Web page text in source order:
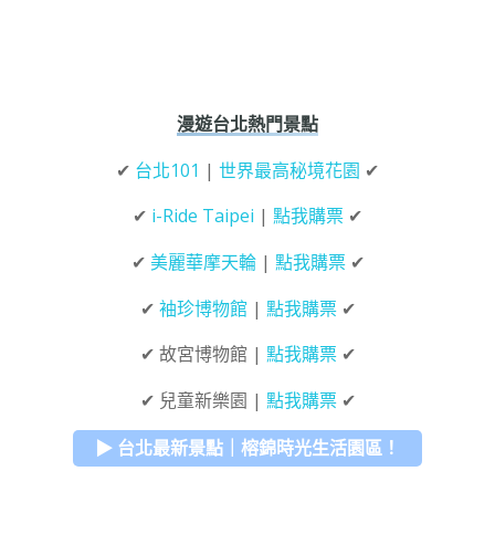
漫遊台北熱門景點
✔ 台北101 | 世界最高秘境花園 ✔
✔ i-Ride Taipei | 點我購票 ✔
✔ 美麗華摩天輪| 點我購票✔
✔ 袖珍博物館| 點我購票✔
✔ 故宮博物館 | 點我購票✔
✔ 兒童新樂園 | 點我購票✔
▶ 台北最新景點｜榕錦時光生活園區！